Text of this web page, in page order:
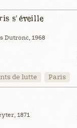
s'éveille
Dutronc, 1968
de lutte Paris
1871